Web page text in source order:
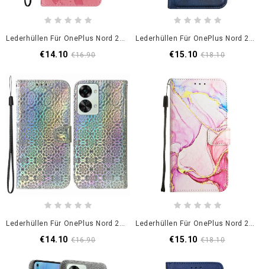
Lederhüllen Für OnePlus Nord 2T 5G Mit Kordel Kartenhalter Mit Riemen
€14.10 €16.90
Lederhüllen Für OnePlus Nord 2T 5G Retro-Stil
€15.10 €18.10
Lederhüllen Für OnePlus Nord 2T 5G Mit Kordel Riemchenförmige Geometrische Blumen
€14.10 €16.90
Lederhüllen Für OnePlus Nord 2T 5G Mit Kordel Streifenmarmor
€15.10 €18.10